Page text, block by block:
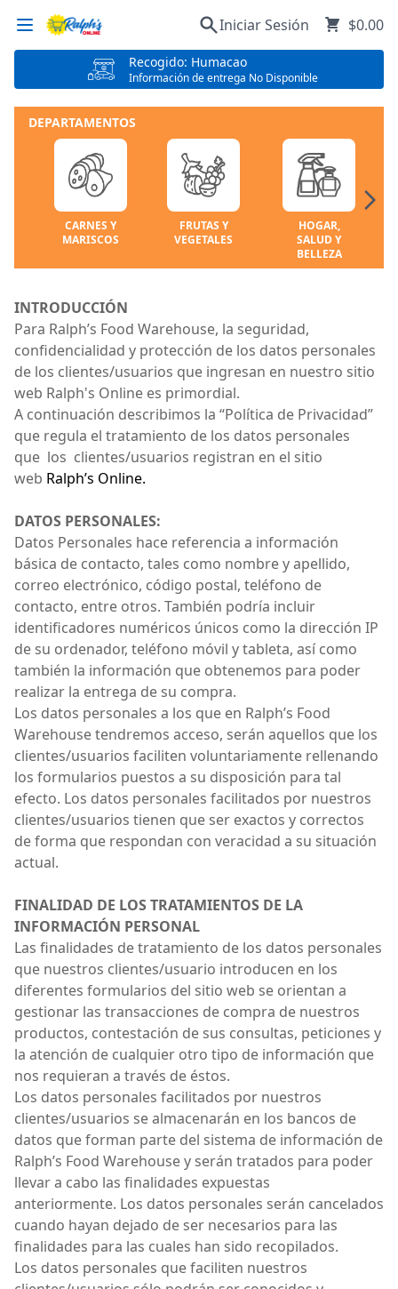
Recogido: Humacao
Información de entrega No Disponible
Iniciar Sesión $0.00
DEPARTAMENTOS
CARNES Y
MARISCOS
FRUTAS Y
VEGETALES
HOGAR,
SALUD Y
BELLEZA
INTRODUCCIÓN
Para Ralph’s Food Warehouse, la seguridad,
confidencialidad y protección de los datos personales
de los clientes/usuarios que ingresan en nuestro sitio
web Ralph's Online es primordial.
A continuación describimos la “Política de Privacidad”
que regula el tratamiento de los datos personales
que los clientes/usuarios registran en el sitio
web Ralph’s Online.
DATOS PERSONALES:
Datos Personales hace referencia a información
básica de contacto, tales como nombre y apellido,
correo electrónico, código postal, teléfono de
contacto, entre otros. También podría incluir
identificadores numéricos únicos como la dirección IP
de su ordenador, teléfono móvil y tableta, así como
también la información que obtenemos para poder
realizar la entrega de su compra.
Los datos personales a los que en Ralph’s Food
Warehouse tendremos acceso, serán aquellos que los
clientes/usuarios faciliten voluntariamente rellenando
los formularios puestos a su disposición para tal
efecto. Los datos personales facilitados por nuestros
clientes/usuarios tienen que ser exactos y correctos
de forma que respondan con veracidad a su situación
actual.
FINALIDAD DE LOS TRATAMIENTOS DE LA
INFORMACIÓN PERSONAL
Las finalidades de tratamiento de los datos personales
que nuestros clientes/usuario introducen en los
diferentes formularios del sitio web se orientan a
gestionar las transacciones de compra de nuestros
productos, contestación de sus consultas, peticiones y
la atención de cualquier otro tipo de información que
nos requieran a través de éstos.
Los datos personales facilitados por nuestros
clientes/usuarios se almacenarán en los bancos de
datos que forman parte del sistema de información de
Ralph’s Food Warehouse y serán tratados para poder
llevar a cabo las finalidades expuestas
anteriormente. Los datos personales serán cancelados
cuando hayan dejado de ser necesarios para las
finalidades para las cuales han sido recopilados.
Los datos personales que faciliten nuestros